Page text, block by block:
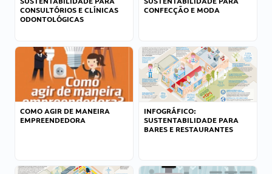
CONSULTÓRIOS E CLÍNICAS
ODONTOLÓGICAS
CONFECÇÃO E MODA
COMO AGIR DE MANEIRA
EMPREENDEDORA
INFOGRÁFICO:
SUSTENTABILIDADE PARA
BARES E RESTAURANTES